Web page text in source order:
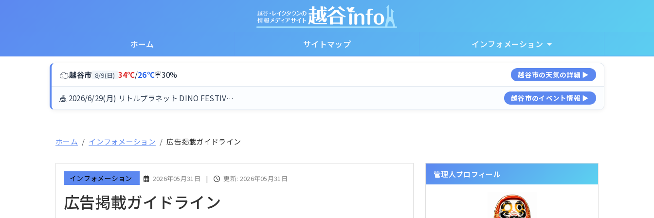
ホーム サイトマップ インフォメーション
☁越谷市 8/9(日) 34℃/26℃☔30% 越谷市の天気の詳細 ▶
🎪 2026/6/29(月) リトルプラネット DINO FESTIV… 越谷市のイベント情報 ▶
ホーム インフォメーション 広告掲載ガイドライン
インフォメーション 2026年05月31日 | 更新: 2026年05月31日
広告掲載ガイドライン
管理人プロフィール